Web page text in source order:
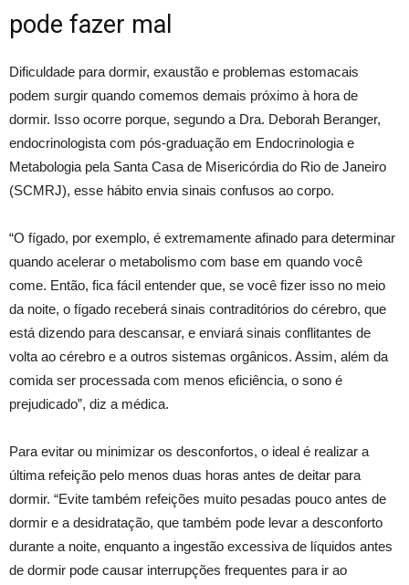
pode fazer mal
Dificuldade para dormir, exaustão e problemas estomacais
podem surgir quando comemos demais próximo à hora de
dormir. Isso ocorre porque, segundo a Dra. Deborah Beranger,
endocrinologista com pós-graduação em Endocrinologia e
Metabologia pela Santa Casa de Misericórdia do Rio de Janeiro
(SCMRJ), esse hábito envia sinais confusos ao corpo.
“O fígado, por exemplo, é extremamente afinado para determinar
quando acelerar o metabolismo com base em quando você
come. Então, fica fácil entender que, se você fizer isso no meio
da noite, o fígado receberá sinais contraditórios do cérebro, que
está dizendo para descansar, e enviará sinais conflitantes de
volta ao cérebro e a outros sistemas orgânicos. Assim, além da
comida ser processada com menos eficiência, o sono é
prejudicado”, diz a médica.
Para evitar ou minimizar os desconfortos, o ideal é realizar a
última refeição pelo menos duas horas antes de deitar para
dormir. “Evite também refeições muito pesadas pouco antes de
dormir e a desidratação, que também pode levar a desconforto
durante a noite, enquanto a ingestão excessiva de líquidos antes
de dormir pode causar interrupções frequentes para ir ao